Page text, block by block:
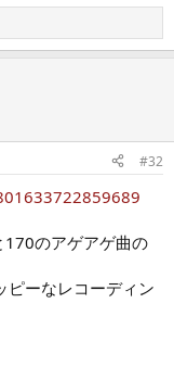
#32
のアゲアゲ曲の
ピーなレコーディン